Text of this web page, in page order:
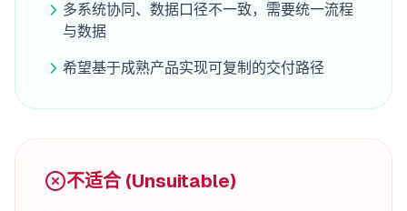
多系统协同、数据口径不一致，需要统一流程
与数据
希望基于成熟产品实现可复制的交付路径
不适合 (Unsuitable)